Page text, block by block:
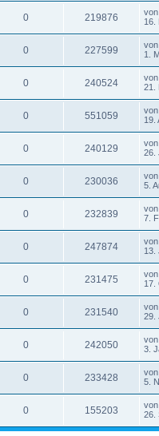
0 219876 von
16.
0 227599 von
1.
0 240524 von
21.
0 551059 von
19.
0 240129 von
26.
0 230036 von
5.
0 232839 von
7.
0 247874 von
13.
0 231475 von
17.
0 231540 von
29.
0 242050 von
3.
0 233428 von
5.
0 155203 von
26.